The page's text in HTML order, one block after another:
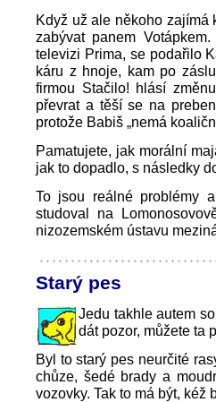
Když už ale někoho zajímá
zabývat panem
televizi Prima, se podařilo
káru z hnoje, kam po
firmou Stačilo! hlásí
převrat a těší se na
protože Babiš „nemá
Pamatujete, jak morální
jak to dopadlo, s následky
To jsou reálné problémy
studoval na
nizozemském ústavu
Starý pes
Jedu takhle autem
dát pozor, můžete ta
Byl to starý pes neurčité
chůze, šedé brady a
vozovky. Tak to má být,